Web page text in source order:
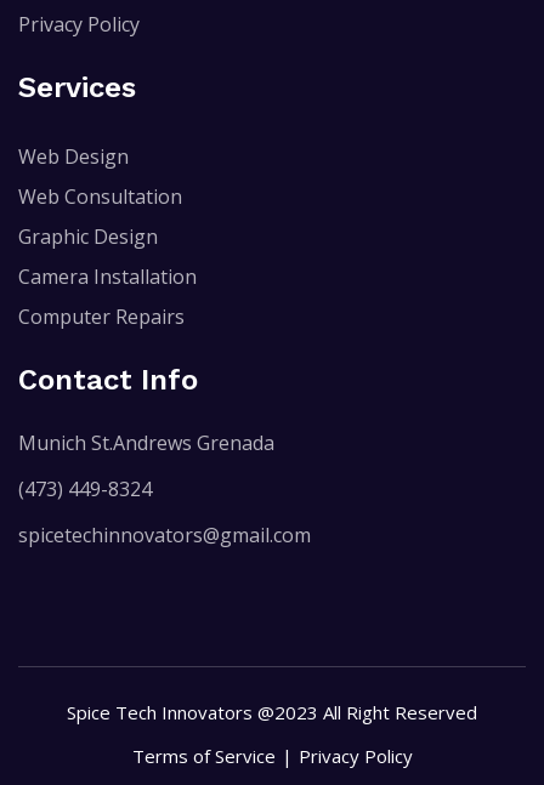
Privacy Policy
Services
Web Design
Web Consultation
Graphic Design
Camera Installation
Computer Repairs
Contact Info
Munich St.Andrews Grenada
(473) 449-8324
spicetechinnovators@gmail.com
Spice Tech Innovators @2023 All Right Reserved
Terms of Service
Privacy Policy